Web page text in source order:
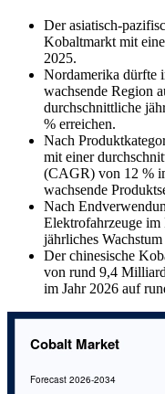
Der asiatisch-
Kobaltmarkt mit
2025.
Nordamerika dürfte
wachsende Region
durchschnittliche
% erreichen.
Nach
mit einer
(CAGR) von 12 %
wachsende
Nach
Elektrofahrzeuge im
jährliches
Der chinesische
von rund 9,4
im Jahr 2026 auf